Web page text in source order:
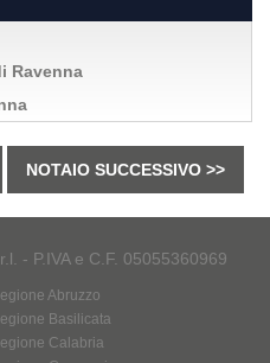
Ravenna
NOTAIO SUCCESSIVO >>
- P.IVA e C.F. 05055360969
Abruzzo
Basilicata
Calabria